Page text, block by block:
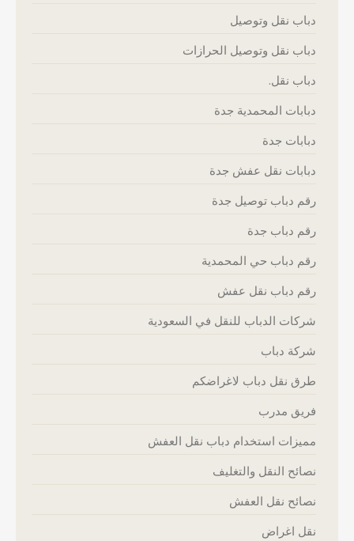
دباب نقل وتوصيل
دباب نقل وتوصيل الحرازات
دباب نقل.
دبابات المحمدية جدة
دبابات جدة
دبابات نقل عفش جدة
رقم دباب توصيل جدة
رقم دباب جدة
رقم دباب حي المحمدية
رقم دباب نقل عفش
شركات الدباب للنقل في السعودية
شركة دباب
طرق نقل دباب لاغراضكم
فريق مدرب
مميزات استخدام دباب نقل العفش
نصائح النقل والتغليف
نصائح نقل العفش
نقل اغراض